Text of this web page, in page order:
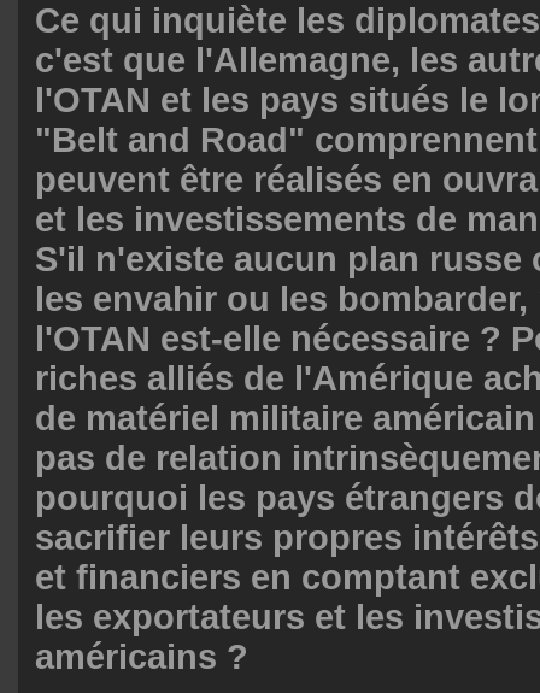
Ce qui inquiète les
c'est que l'Allemagne, les
l'OTAN et les pays situés le
"Belt and Road"
peuvent être réalisés en
et les investissements de
S'il n'existe aucun plan russe
les envahir ou les
l'OTAN est-elle nécessaire ?
riches alliés de l'Amérique
de matériel militaire
pas de relation
pourquoi les pays étrangers
sacrifier leurs propres
et financiers en comptant
les exportateurs et les
américains ?